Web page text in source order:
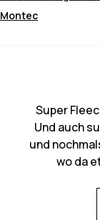
Montec
Super
Und auch
und
wo da